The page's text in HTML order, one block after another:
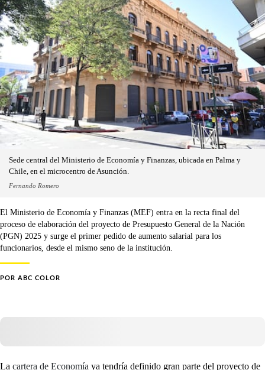
Sede central del Ministerio de Economía y Finanzas, ubicada en Palma y
Chile, en el microcentro de Asunción.
Fernando Romero
El Ministerio de Economía y Finanzas (MEF) entra en la recta final del
proceso de elaboración del proyecto de Presupuesto General de la Nación
(PGN) 2025 y surge el primer pedido de aumento salarial para los
funcionarios, desde el mismo seno de la institución.
POR ABC COLOR
La cartera de Economía ya tendría definido gran parte del proyecto de